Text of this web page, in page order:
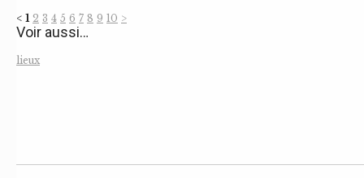
< 1 2 3 4 5 6 7 8 9 10 >
Voir aussi…
lieux